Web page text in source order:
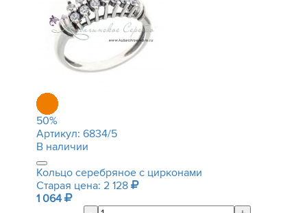
50%
Артикул: 6834/5
В наличии
Кольцо серебряное с цирконами
Старая цена: 2 128
1 064